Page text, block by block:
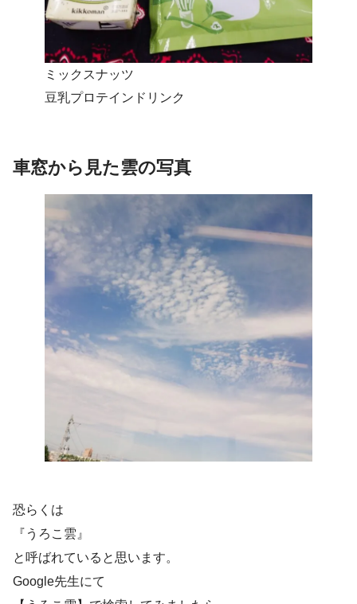
ミックスナッツ
豆乳プロテインドリンク
車窓から見た雲の写真
恐らくは
『うろこ雲』
と呼ばれていると思います。
Google先生にて